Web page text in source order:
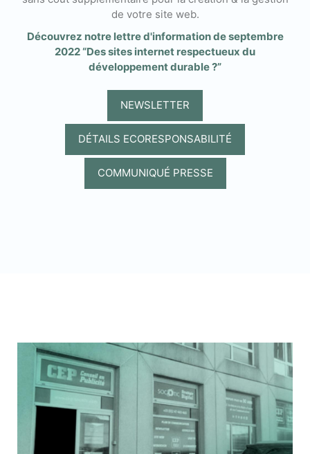
de votre site web.
Découvrez notre lettre d'information de septembre
2022 “Des sites internet respectueux du
développement durable ?”
NEWSLETTER
DÉTAILS ECORESPONSABILITÉ
COMMUNIQUÉ PRESSE